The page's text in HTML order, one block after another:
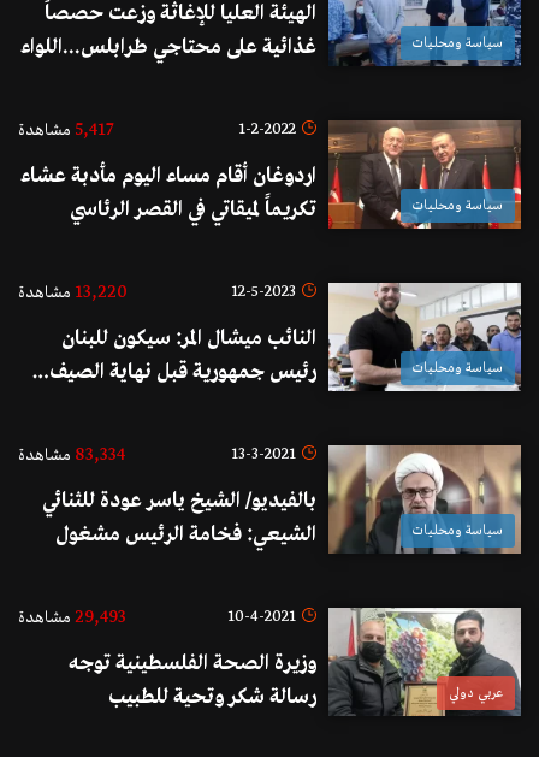
سياسة ومحليات
الهيئة العليا للإغاثة وزعت حصصاً
غذائية على محتاجي طرابلس...اللواء
وما يرضي ضميرنا وأخلاقنا
سياسة ومحليات
1-2-2022
5,417 مشاهدة
اردوغان أقام مساء اليوم مأدبة عشاء
تكريماً لميقاتي في القصر الرئاسي
سياسة ومحليات
12-5-2023
13,220 مشاهدة
النائب ميشال المر: سيكون للبنان
رئيس جمهورية قبل نهاية الصيف…
صائبة
سياسة ومحليات
13-3-2021
83,334 مشاهدة
بالفيديو/ الشيخ ياسر عودة للثنائي
الشيعي: فخامة الرئيس مشغول
أنتم متهمين بأنكم تسيطرون على
من إيران بالليرة اللبنانية كما عرض
عليكم!
عربي دولي
10-4-2021
29,493 مشاهدة
وزيرة الصحة الفلسطينية توجه
رسالة شكر وتحية للطبيب